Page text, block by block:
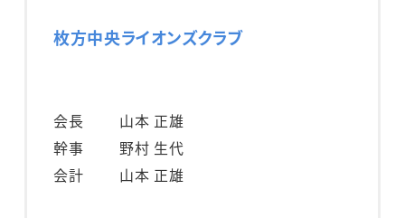
枚方中央ライオンズクラブ
会長
山本 正雄
幹事
野村 生代
会計
山本 正雄